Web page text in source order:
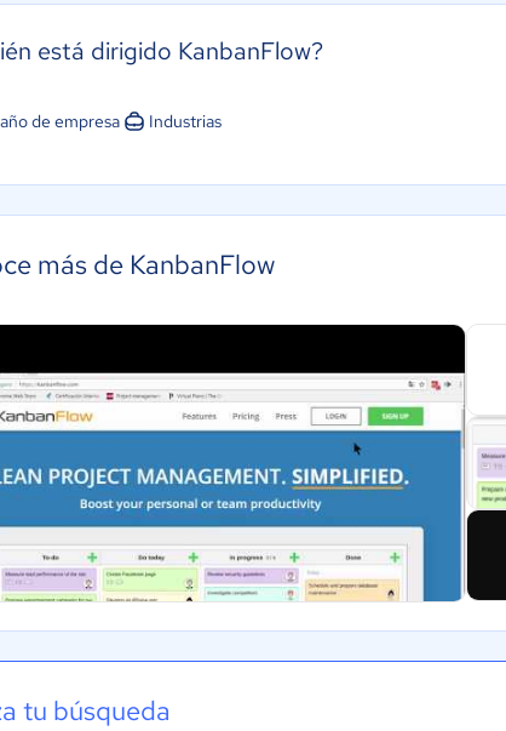
está dirigido KanbanFlow?
de empresa Industrias
más de KanbanFlow
tu búsqueda